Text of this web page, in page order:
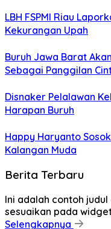
LBH FSPMI Riau
Kekurangan Upah
Buruh Jawa Barat
Sebagai Panggilan
Disnaker Pelalawan
Harapan Buruh
Happy Haryanto
Kalangan Muda
Berita Terbaru
Ini adalah contoh
sesuaikan pada
Selengkapnya